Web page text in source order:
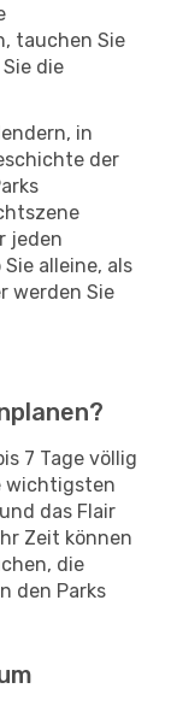
tauchen Sie
die
in
der
jeden
alleine, als
werden Sie
7 Tage völlig
wichtigsten
das Flair
Zeit können
die
den Parks